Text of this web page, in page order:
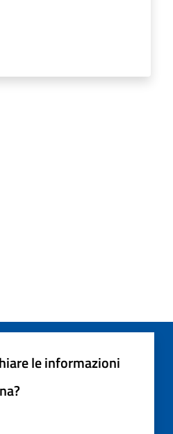
le informazioni